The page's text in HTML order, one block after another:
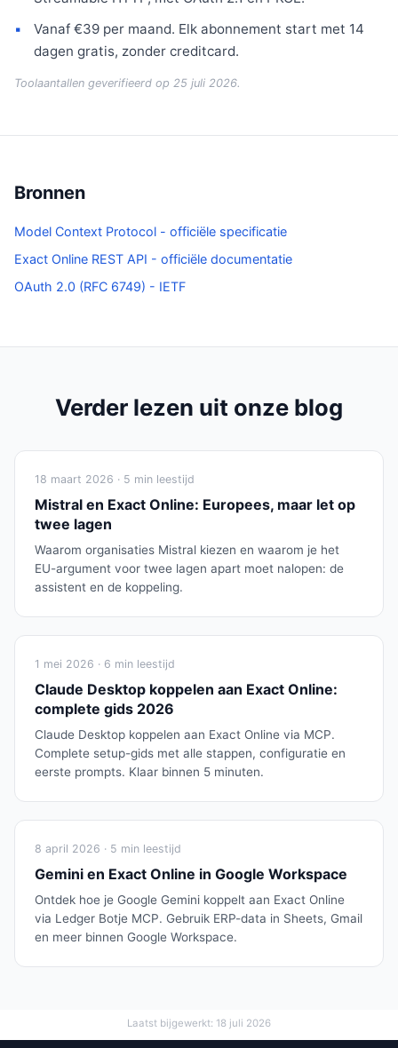
Vanaf €39 per maand. Elk abonnement start met 14
dagen gratis, zonder creditcard.
Toolaantallen geverifieerd op 25 juli 2026.
Bronnen
Model Context Protocol - officiële specificatie
Exact Online REST API - officiële documentatie
OAuth 2.0 (RFC 6749) - IETF
Verder lezen uit onze blog
18 maart 2026 · 5 min leestijd
Mistral en Exact Online: Europees, maar let op
twee lagen
Waarom organisaties Mistral kiezen en waarom je het
EU-argument voor twee lagen apart moet nalopen: de
assistent en de koppeling.
1 mei 2026 · 6 min leestijd
Claude Desktop koppelen aan Exact Online:
complete gids 2026
Claude Desktop koppelen aan Exact Online via MCP.
Complete setup-gids met alle stappen, configuratie en
eerste prompts. Klaar binnen 5 minuten.
8 april 2026 · 5 min leestijd
Gemini en Exact Online in Google Workspace
Ontdek hoe je Google Gemini koppelt aan Exact Online
via Ledger Botje MCP. Gebruik ERP-data in Sheets, Gmail
en meer binnen Google Workspace.
Laatst bijgewerkt: 18 juli 2026